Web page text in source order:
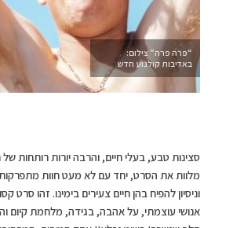
“פרה פרה” צילום:
באדיבות קולנוע חדש
סצינות טבע, בעלי חיים, והרבה יורות רותחות של
מלוות את הסרט, יחד עם לא מעט חוות
וניסיון להפיח בהן חיים צעירים בימינו. זהו סרט
אנושי עוצמתי, על אהבה, בגידה, מלחמת קיום